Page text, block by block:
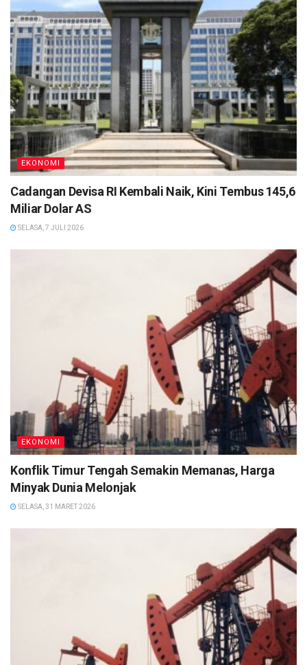
EKONOMI
Cadangan Devisa RI Kembali Naik, Kini Tembus 145,6
Miliar Dolar AS
SELASA, 7 JULI 2026
EKONOMI
Konflik Timur Tengah Semakin Memanas, Harga
Minyak Dunia Melonjak
SELASA, 31 MARET 2026